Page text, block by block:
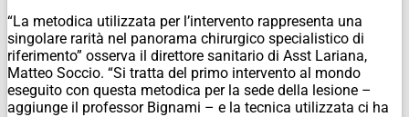
“La metodica utilizzata per l’intervento rappresenta una
singolare rarità nel panorama chirurgico specialistico di
riferimento” osserva il direttore sanitario di Asst Lariana,
Matteo Soccio. “Si tratta del primo intervento al mondo
eseguito con questa metodica per la sede della lesione –
aggiunge il professor Bignami – e la tecnica utilizzata ci ha